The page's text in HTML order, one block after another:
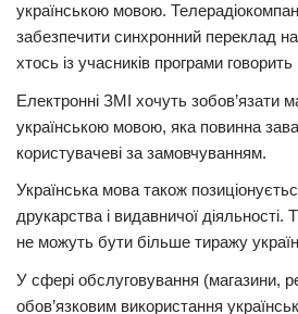
українською мовою.
забезпечити синхронний переклад
хтось із учасників програми
Електронні ЗМІ хочуть зобов’язати
українською мовою, яка повинна
користувачеві за замовчуванням.
Українська мова також
друкарства і видавничої діяльності.
не можуть бути більше тиражу
У сфері обслуговування (магазини,
обов’язковим використання